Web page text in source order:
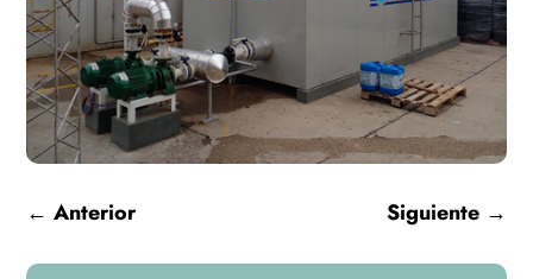
←Anterior Siguiente→